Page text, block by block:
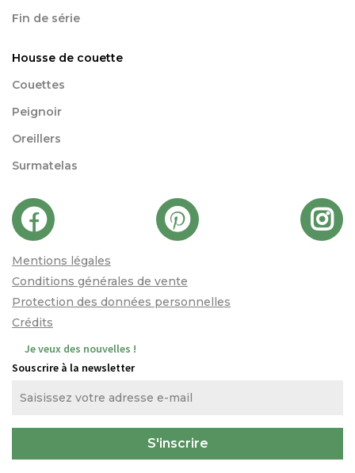
Fin de série
Housse de couette
Couettes
Peignoir
Oreillers
Surmatelas
Mentions légales
Conditions générales de vente
Protection des données personnelles
Crédits
Je veux des nouvelles !
Souscrire à la newsletter